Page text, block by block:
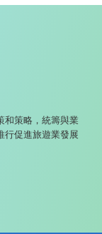
和策略，統籌與業
行促進旅遊業發展